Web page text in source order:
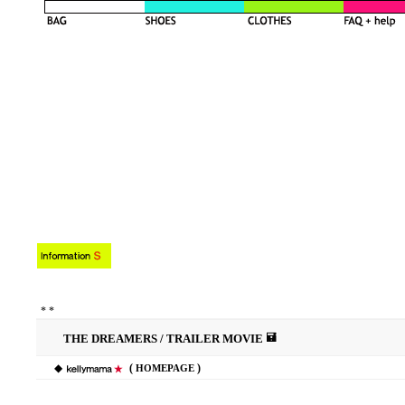
* *
THE DREAMERS / TRAILER MOVIE
◆ ( HOMEPAGE )